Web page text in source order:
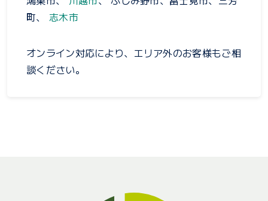
町、 志木市
オンライン対応により、エリア外のお客様もご相
談ください。